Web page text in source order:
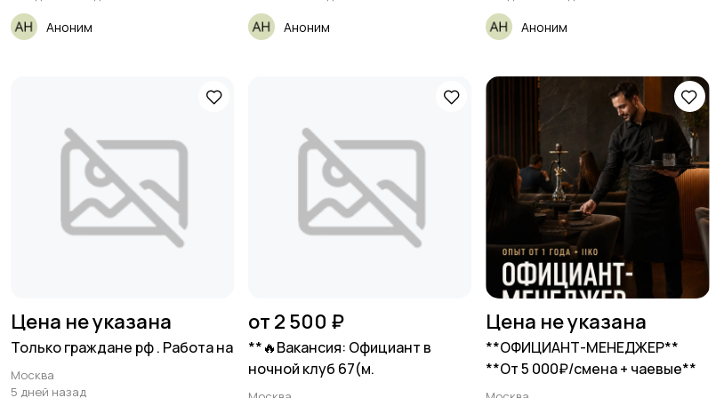
Аноним Аноним Аноним
Цена не указана
Только граждане рф . Работа на
Москва
5 дней назад
от 2 500 ₽
**🔥Вакансия: Официант в
ночной клуб 67(м.
Цена не указана
**ОФИЦИАНТ-МЕНЕДЖЕР**
**От 5 000₽/смена + чаевые**